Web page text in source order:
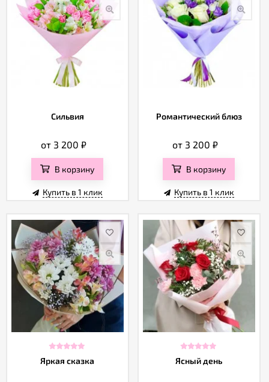
Сильвия
от 3 200₽
В корзину
Купить в 1 клик
Романтический блюз
от 3 200₽
В корзину
Купить в 1 клик
Яркая сказка Ясный день